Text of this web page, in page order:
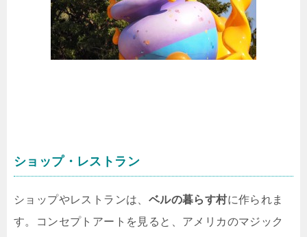
ショップ・レストラン
ショップやレストランは、 ベルの暮らす村に作られま
す。コンセプトアートを見ると、アメリカのマジック